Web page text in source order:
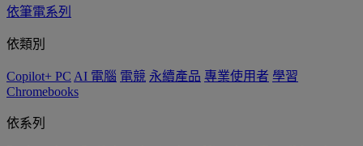
依筆電系列
依類別
Copilot+ PC AI 電腦 電競 永續產品 專業使用者 學習
Chromebooks
依系列